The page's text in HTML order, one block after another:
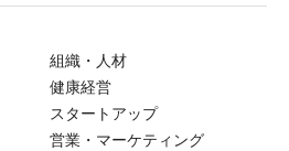
組織・人材
健康経営
スタートアップ
営業・マーケティング